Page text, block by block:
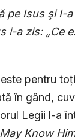
pe Isus şi I-
i-a zis: „Ce
pentru
în gând,
Legii l-a
Know